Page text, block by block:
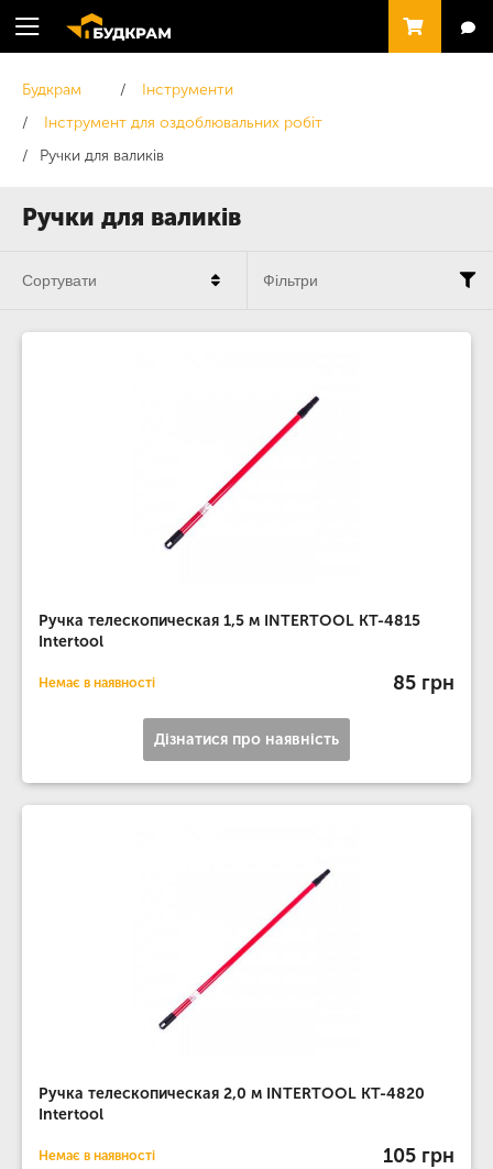
Ручки для валиків
Будкрам
Інструменти
Інструмент для оздоблювальних робіт
Ручки для валиків
Ручка телескопическая 1,5 м INTERTOOL KT-4815
Intertool
Немає в наявності 85 грн
Дізнатися про наявність
Ручка телескопическая 2,0 м INTERTOOL KT-4820
Intertool
Немає в наявності 105 грн
Сортувати Фільтри